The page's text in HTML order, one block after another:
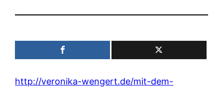
http://veronika-wengert.de/mit-dem-